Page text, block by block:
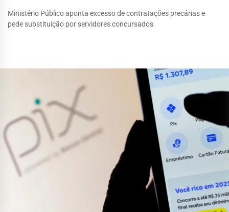
Ministério Público aponta excesso de contratações precárias e
pede substituição por servidores concursados